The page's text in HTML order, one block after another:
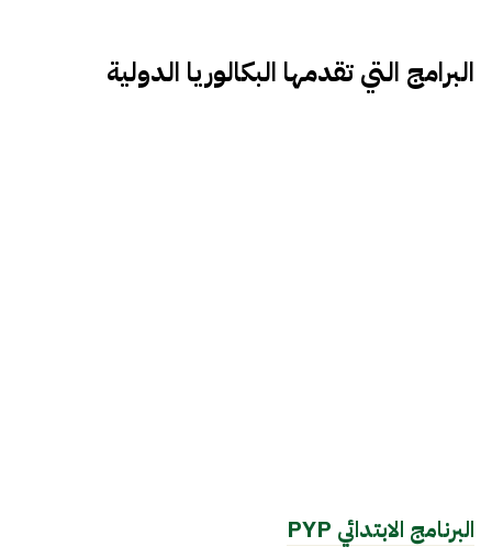
البرامج التي تقدمها البكالوريا الدولية
البرنامج الابتدائي PYP